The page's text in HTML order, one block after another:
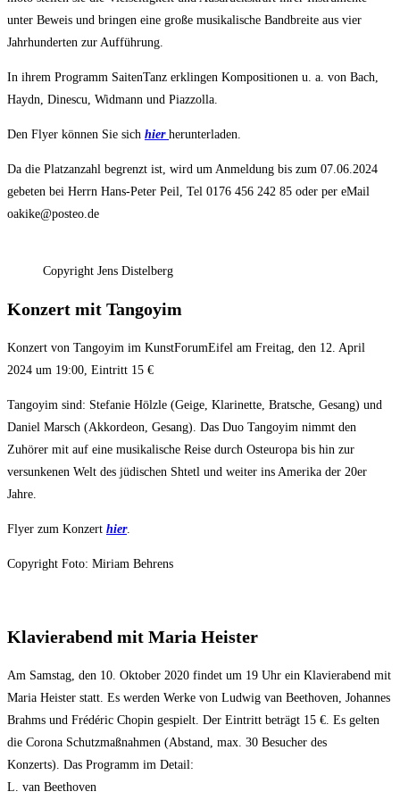
unter Beweis und bringen eine große musikalische Bandbreite aus vier
Jahrhunderten zur Aufführung.
In ihrem Programm SaitenTanz erklingen Kompositionen u. a. von Bach,
Haydn, Dinescu, Widmann und Piazzolla.
Den Flyer können Sie sich hier herunterladen.
Da die Platzanzahl begrenzt ist, wird um Anmeldung bis zum 07.06.2024
gebeten bei Herrn Hans-Peter Peil, Tel 0176 456 242 85 oder per eMail
oakike@posteo.de
Copyright Jens Distelberg
Konzert mit Tangoyim
Konzert von Tangoyim im KunstForumEifel am Freitag, den 12. April
2024 um 19:00, Eintritt 15 €
Tangoyim sind: Stefanie Hölzle (Geige, Klarinette, Bratsche, Gesang) und
Daniel Marsch (Akkordeon, Gesang). Das Duo Tangoyim nimmt den
Zuhörer mit auf eine musikalische Reise durch Osteuropa bis hin zur
versunkenen Welt des jüdischen Shtetl und weiter ins Amerika der 20er
Jahre.
Flyer zum Konzert hier.
Copyright Foto: Miriam Behrens
Klavierabend mit Maria Heister
Am Samstag, den 10. Oktober 2020 findet um 19 Uhr ein Klavierabend mit
Maria Heister statt. Es werden Werke von Ludwig van Beethoven, Johannes
Brahms und Frédéric Chopin gespielt. Der Eintritt beträgt 15 €. Es gelten
die Corona Schutzmaßnahmen (Abstand, max. 30 Besucher des
Konzerts). Das Programm im Detail:
L. van Beethoven